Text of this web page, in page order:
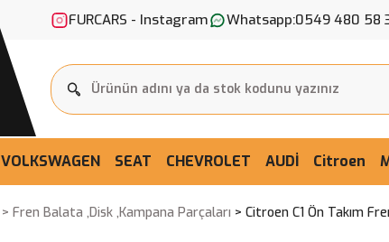
FURCARS - Instagram Whatsapp:0549 480 58
VOLKSWAGEN SEAT CHEVROLET AUDİ Citroen
Fren Balata ,Disk ,Kampana Parçaları Citroen C1 Ön Takım